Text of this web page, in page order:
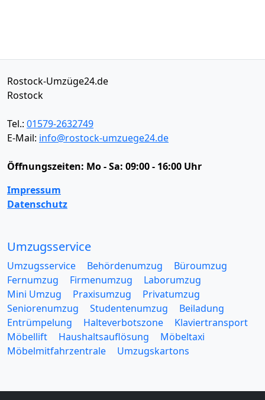
Rostock-Umzüge24.de
Rostock
Tel.: 01579-2632749
E-Mail: info@rostock-umzuege24.de
Öffnungszeiten: Mo - Sa: 09:00 - 16:00 Uhr
Impressum
Datenschutz
Umzugsservice
Umzugsservice Behördenumzug
Büroumzug
Fernumzug
Firmenumzug
Laborumzug
Mini Umzug
Praxisumzug
Privatumzug
Seniorenumzug
Studentenumzug
Beiladung
Entrümpelung
Halteverbotszone
Klaviertransport
Möbellift
Haushaltsauflösung
Möbeltaxi
Möbelmitfahrzentrale
Umzugskartons